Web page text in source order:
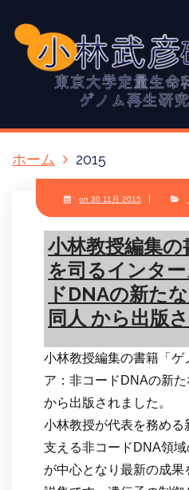
ホーム 2015
on 30 11月 2015
小林教授編集
を司るインタ
ドDNAの新た
同人 から出版
小林教授編集の書籍「ゲ
ア：非コードDNAの新
から出版されました。
小林教授が代表を務める
支える非コードDNA領
が中心となり最新の成